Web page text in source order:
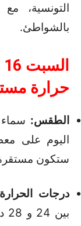
التونسية،
بالشواطئ.
حرارة
الطقس:
اليوم على
ستكون
درجات